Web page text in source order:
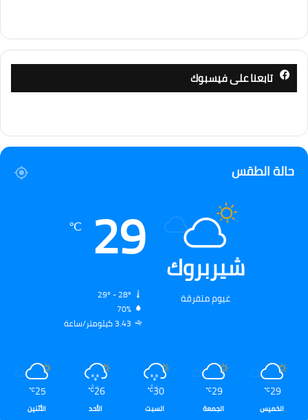
تابعنا على فيسبوك
حالة الطقس
شيربروك
غيوم متفرقة
29
℃
70%
3.43 كيلومتر/ساعة
29
℃
الخميس
29
℃
الجمعة
30
℃
السبت
26
℃
الأحد
25
℃
الأثنين